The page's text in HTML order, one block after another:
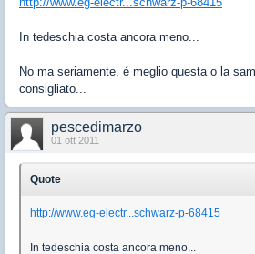
In tedeschia costa ancora meno...
No ma seriamente, é meglio questa o la
consigliato...
pescedimarzo
01 ott 2011
Quote
http://www.eg-electr...schwarz-p-68415
In tedeschia costa ancora meno...